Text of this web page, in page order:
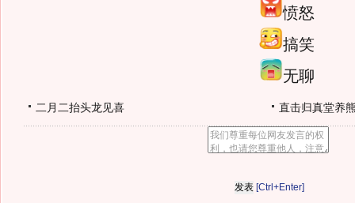
愤怒
搞笑
无聊
二月二抬头龙见喜 直击归真堂养
[Ctrl+Enter]